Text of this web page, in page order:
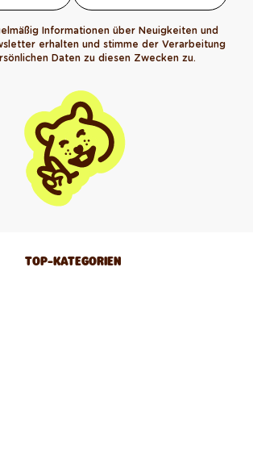
Informationen über Neuigkeiten und
erhalten und stimme der Verarbeitung
Daten zu diesen Zwecken zu.
TOP-KATEGORIEN